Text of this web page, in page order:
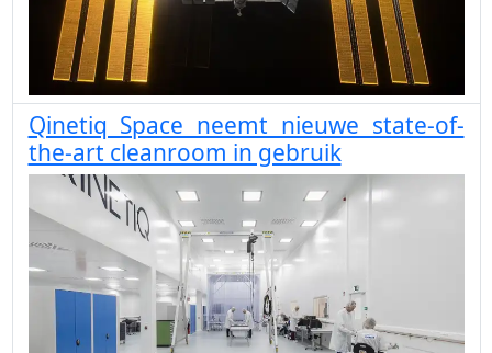
Qinetiq Space neemt nieuwe state-of-
the-art cleanroom in gebruik